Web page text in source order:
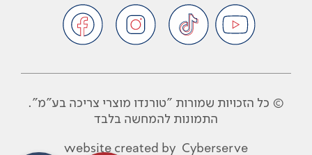
© כל הזכויות שמורות "טורנדו מוצרי צריכה בע"מ".
התמונות להמחשה בלבד
website created by Cyberserve